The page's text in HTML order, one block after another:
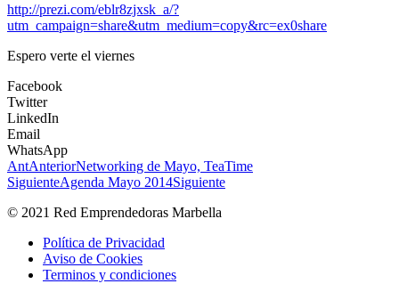
http://prezi.com/eblr8zjxsk_a/?
utm_campaign=share&utm_medium=copy&rc=ex0share
Espero verte el viernes
Facebook
Twitter
LinkedIn
Email
WhatsApp
AntAnteriorNetworking de Mayo, TeaTime
SiguienteAgenda Mayo 2014Siguiente
© 2021 Red Emprendedoras Marbella
Política de Privacidad
Aviso de Cookies
Terminos y condiciones